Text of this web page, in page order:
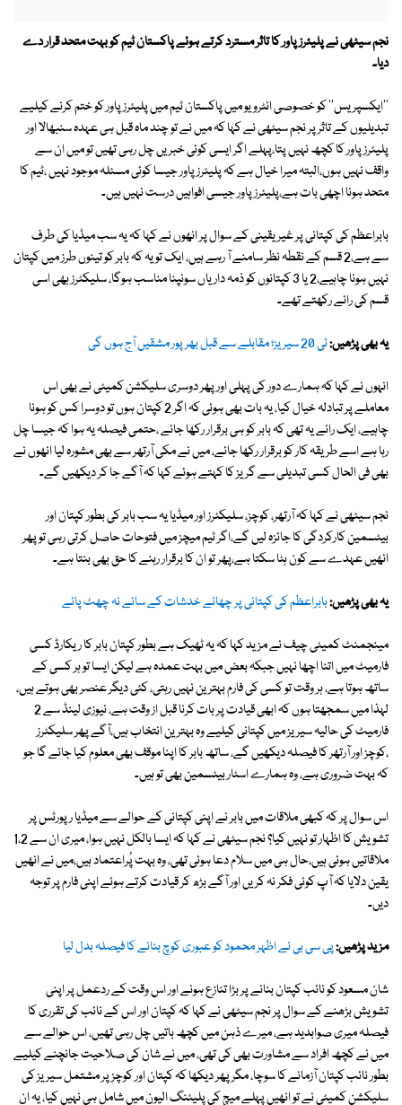
نجم سیٹھی نے پلیئرز پاور کا تاثر مسترد کرتے ہوئے پاکستان ٹیم کو بہت متحد قرار دے
دیا۔
''ایکسپریس'' کو خصوصی انٹرویو میں پاکستان ٹیم میں پلیئرز پاور کو ختم کرنے کیلیے
تبدیلیوں کے تاثر پر نجم سیٹھی نے کہا کہ میں نے تو چند ماہ قبل ہی عہدہ سنبھالا اور
پلیئرز پاور کا کچھ نہیں پتا،پہلے اگر ایسی کوئی خبریں چل رہی تھیں تو میں ان سے
واقف نہیں ہوں،البتہ میرا خیال ہے کہ پلیئرز پاور جیسا کوئی مسئلہ موجود نہیں ،ٹیم کا
متحد ہونا اچھی بات ہے،پلیئرز پاور جیسی افواہیں درست نہیں ہیں۔
بابراعظم کی کپتانی پر غیریقینی کے سوال پر انھوں نے کہا کہ یہ سب میڈیا کی طرف
سے ہے،2 قسم کے نقطہ نظر سامنے آ رہے ہیں، ایک تو یہ کہ بابر کو تینوں طرز میں کپتان
نہیں ہونا چاہیے،2 یا 3 کپتانوں کو ذمہ داریاں سونپنا مناسب ہوگا، سلیکٹرز بھی اسی
قسم کی رائے رکھتے تھے۔
یہ بھی پڑھیں:ٹی 20 سیریز؛ مقابلے سے قبل بھرپور مشقیں آج ہوں گی
انہوں نے کہا کہ ہمارے دور کی پہلی اور پھر دوسری سلیکشن کمیٹی نے بھی اس
معاملے پر تبادلہ خیال کیا، یہ بات بھی ہوئی کہ اگر 2 کپتان ہوں تو دوسرا کس کو ہونا
چاہیے، ایک رائے یہ تھی کہ بابر کو ہی برقرار رکھا جائے ،حتمی فیصلہ یہ ہوا کہ جیسا چل
رہا ہے اسے طریقہ کار کو برقرار رکھا جائے، میں نے مکی آرتھر سے بھی مشورہ لیا انھوں نے
بھی فی الحال کسی تبدیلی سے گریز کا کہتے ہوئے کہا کہ آگے جا کر دیکھیں گے۔
نجم سیٹھی نے کہا کہ آرتھر، کوچز، سلیکٹرز اور میڈیا یہ سب بابر کی بطور کپتان اور
بیٹسمین کارکردگی کا جائزہ لیں گے،اگر ٹیم میچز میں فتوحات حاصل کرتی رہی تو پھر
انھیں عہدے سے کون ہٹا سکتا ہے،پھر تو ان کا برقرار رہنے کا حق بھی بنتا ہے۔
یہ بھی پڑھیں:بابراعظم کی کپتانی پر چھائے خدشات کے سائے نہ چھٹ پائے
مینجمنٹ کمیٹی چیف نے مزید کہا کہ یہ ٹھیک ہے بطور کپتان بابر کا ریکارڈ کسی
فارمیٹ میں اتنا اچھا نہیں جبکہ بعض میں بہت عمدہ ہے لیکن ایسا تو ہر کسی کے
ساتھ ہوتا ہے، ہر وقت تو کسی کی فارم بہترین نہیں رہتی، کئی دیگر عنصر بھی ہوتے ہیں،
لہذا میں سمجھتا ہوں کہ ابھی قیادت پر بات کرنا قبل از وقت ہے، نیوزی لینڈ سے 2
فارمیٹ کی حالیہ سیریز میں کپتانی کیلیے وہ بہترین انتخاب ہیں،آگے پھر سلیکٹرز
،کوچز اور آرتھر کا فیصلہ دیکھیں گے، ساتھ بابر کا اپنا موقف بھی معلوم کیا جائے گا جو
کہ بہت ضروری ہے، وہ ہمارے اسٹار بیٹسمین بھی تو ہیں۔
اس سوال پر کہ کبھی ملاقات میں بابر نے اپنی کپتانی کے حوالے سے میڈیا رپورٹس پر
تشویش کا اظہار تو نہیں کیا؟ نجم سیٹھی نے کہا کہ ایسا بالکل نہیں ہوا، میری ان سے 1،2
ملاقاتیں ہوئی ہیں،حال ہی میں سلام دعا ہوئی تھی، وہ بہت پُراعتماد ہیں،میں نے انھیں
یقین دلایا کہ آپ کوئی فکر نہ کریں اور آگے بڑھ کر قیادت کرتے ہوئے اپنی فارم پر توجہ
دیں۔
مزید پڑھیں:پی سی بی نے اظہر محمود کو عبوری کوچ بنانے کا فیصلہ بدل لیا
شان مسعود کو نائب کپتان بنانے پر بڑا تنازع ہونے اور اس وقت کے ردعمل پر اپنی
تشویش بڑھنے کے سوال پر نجم سیٹھی نے کہا کہ کپتان اور اس کے نائب کی تقرری کا
فیصلہ میری صوابدید ہے، میرے ذہن میں کچھ باتیں چل رہی تھیں، اس حوالے سے
میں نے کچھ افراد سے مشاورت بھی کی تھی، میں نے شان کی صلاحیت جانچنے کیلیے
بطور نائب کپتان آزمانے کا سوچا، مگر پھر دیکھا کہ کپتان اور کوچز پر مشتمل سیریز کی
سلیکشن کمیٹی نے تو انھیں پہلے میچ کی پلیئنگ الیون میں شامل ہی نہیں کیا، یہ ان